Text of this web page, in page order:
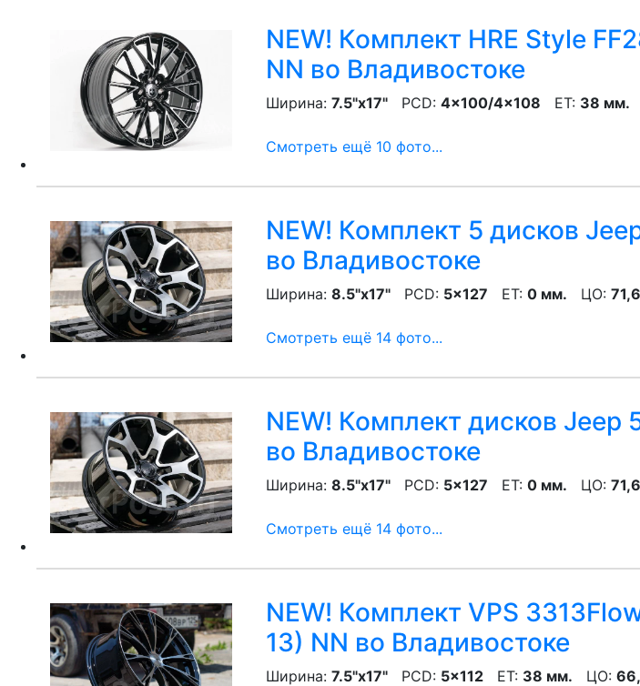
NEW! Комплект HRE Style
NN во Владивостоке
Ширина: 7.5"x17" PCD: 4x100/4x108 ET: 38 мм.
Смотреть ещё 10 фото...
NEW! Комплект 5 дисков
во Владивостоке
Ширина: 8.5"x17" PCD: 5x127 ET: 0 мм. ЦО:
Смотреть ещё 14 фото...
NEW! Комплект дисков Jeep
во Владивостоке
Ширина: 8.5"x17" PCD: 5x127 ET: 0 мм. ЦО:
Смотреть ещё 14 фото...
NEW! Комплект VPS
13) NN во Владивостоке
Ширина: 7.5"x17" PCD: 5x112 ET: 38 мм. ЦО: